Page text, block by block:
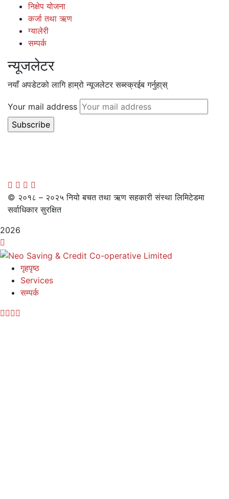
निक्षेप योजना
कर्जा तथा ऋण
ग्यालेरी
सम्पर्क
न्यूजलेटर
नयाँ अपडेटको लागि हाम्रो न्यूजलेटर सब्स्क्रईब गर्नुहा्स्
Your mail address
© २०१८ – २०२५ नियो बचत तथा ऋण सहकारी संस्था लिमिटेडमा
सर्वाधिकार सुरक्षित
2026
गृहपृष्ठ
Services
सम्पर्क